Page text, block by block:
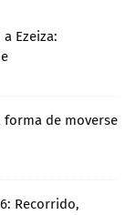
Ezeiza:
forma de moverse
Recorrido,